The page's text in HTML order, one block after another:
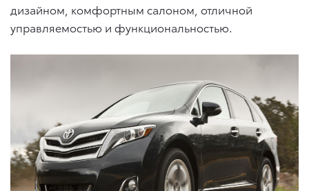
дизайном, комфортным салоном, отличной
управляемостью и функциональностью.